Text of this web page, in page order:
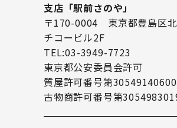
支店「駅前さのや」
〒170-0004 東京都豊島区
チコービル2F
TEL:03-3949-7723
東京都公安委員会許可
質屋許可番号第
古物商許可番号第